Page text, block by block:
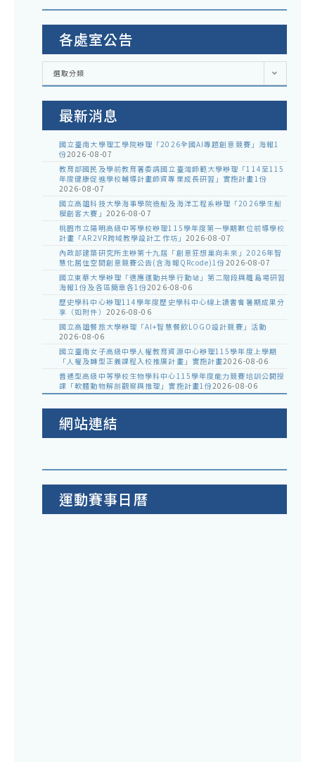
各處室公告
各
室
選取分類
最新消息
國立臺南大學理工學院辦理「2026全國AI專題創意競賽」海報1
份2026-08-07
教育部國民及學前教育署委請國立臺灣師範大學辦理「114至115
年度健康促進學校輔導計畫師資專業成長研習」實施計畫1份
2026-08-07
國立高雄科技大學海事學院造船及海洋工程系辦理「2026學生船
模創客大賽」 2026-08-07
桃園市立陽明高級中等學校辦理115學年度第一學期數位前導學校
計畫「AR2VR跨域教學設計工作坊」 2026-08-07
內政部建築研究所主辦第十九屆「創意狂想巢向未來」2026年智
慧化居住空間創意競賽公告(含海報QRcode)1份2026-08-07
國立東華大學辦理「適應運動共學行動站」第二階段與離島場研習
海報1份及各區簡章各1份2026-08-06
歷史學科中心辦理114學年度歷史學科中心線上讀書會暑期成果分
享（如附件） 2026-08-06
國立高雄餐旅大學辦理「AI+智慧餐飲LOGO設計競賽」活動
2026-08-06
國立臺南女子高級中學人權教育資源中心辦理115學年度上學期
「人權及轉型正義課程入校推廣計畫」實施計畫2026-08-06
普通型高級中等學校生物學科中心115學年度能力競賽培訓公開授
課「軟體動物解剖觀察與推理」實施計畫1份2026-08-06
網站連結
運動賽事日曆